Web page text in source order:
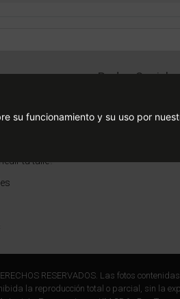
Frecuentes
tu talle?
Redes
Instagram
RESERVADOS. Las fotos
la reproducción total o parcial, sin la
su funcionamiento y su uso por